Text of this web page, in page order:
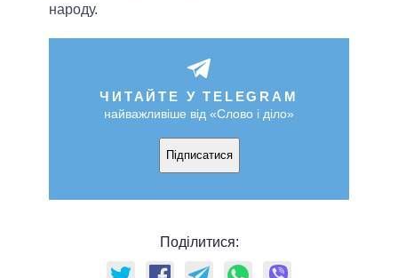
народу.
ЧИТАЙТЕ У TELEGRAM
найважливіше від «Слово і діло»
Підписатися
Поділитися: